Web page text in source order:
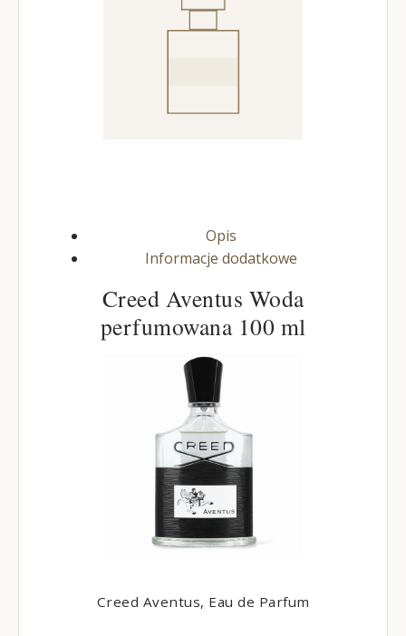
Opis
Informacje dodatkowe
Creed Aventus Woda
perfumowana 100 ml
Creed Aventus, Eau de Parfum